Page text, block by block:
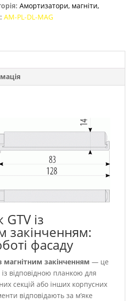
Амортизатори, магніти,
AM-PL-DL-MAG
GTV із
закінченням:
фасаду
магнітним закінченням — це
відповідною планкою для
секцій або інших корпусних
відповідають за м’яке